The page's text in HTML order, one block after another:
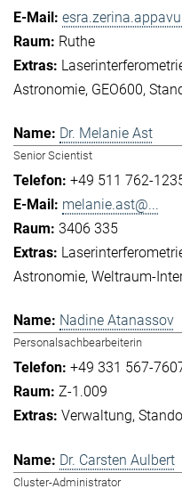
Ruthe
Astronomie GEO600
Dr. Melanie Ast
Senior Scientist
+49 511 762-
melanie.ast@...
3406 335
Astronomie Weltraum-
Nadine Atanassov
Personalsachbearbeiterin
+49 331 567-
Z-1.009
Verwaltung
Dr. Carsten Aulbert
Cluster-Administrator